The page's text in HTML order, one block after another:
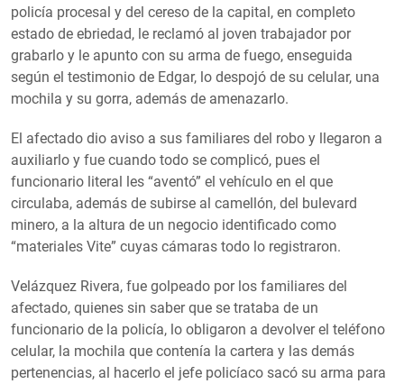
policía procesal y del cereso de la capital, en completo
estado de ebriedad, le reclamó al joven trabajador por
grabarlo y le apunto con su arma de fuego, enseguida
según el testimonio de Edgar, lo despojó de su celular, una
mochila y su gorra, además de amenazarlo.
El afectado dio aviso a sus familiares del robo y llegaron a
auxiliarlo y fue cuando todo se complicó, pues el
funcionario literal les “aventó” el vehículo en el que
circulaba, además de subirse al camellón, del bulevard
minero, a la altura de un negocio identificado como
“materiales Vite” cuyas cámaras todo lo registraron.
Velázquez Rivera, fue golpeado por los familiares del
afectado, quienes sin saber que se trataba de un
funcionario de la policía, lo obligaron a devolver el teléfono
celular, la mochila que contenía la cartera y las demás
pertenencias, al hacerlo el jefe policíaco sacó su arma para